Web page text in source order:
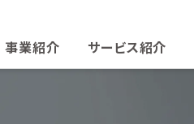
事業紹介 サービス紹介